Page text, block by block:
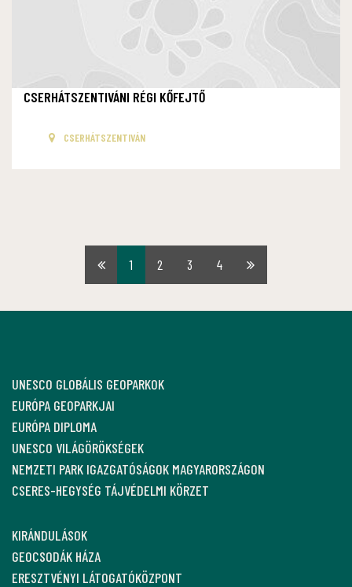
CSERHÁTSZENTIVÁNI RÉGI KŐFEJTŐ
CSERHÁTSZENTIVÁN
Első1 2 3 4
Utolsó
UNESCO GLOBÁLIS GEOPARKOK
EURÓPA GEOPARKJAI
EURÓPA DIPLOMA
UNESCO VILÁGÖRÖKSÉGEK
NEMZETI PARK IGAZGATÓSÁGOK MAGYARORSZÁGON
CSERES-HEGYSÉG TÁJVÉDELMI KÖRZET
KIRÁNDULÁSOK
GEOCSODÁK HÁZA
ERESZTVÉNYI LÁTOGATÓKÖZPONT